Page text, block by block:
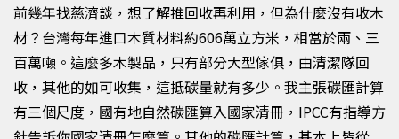
前幾年找慈濟談，想了解推回收再利用，但為什麼沒有收木
材？台灣每年進口木質材料約606萬立方米，相當於兩、三
百萬噸。這麼多木製品，只有部分大型傢俱，由清潔隊回
收，其他的如可收集，這抵碳量就有多少。我主張碳匯計算
有三個尺度，國有地自然碳匯算入國家清冊， IPCC有指導方